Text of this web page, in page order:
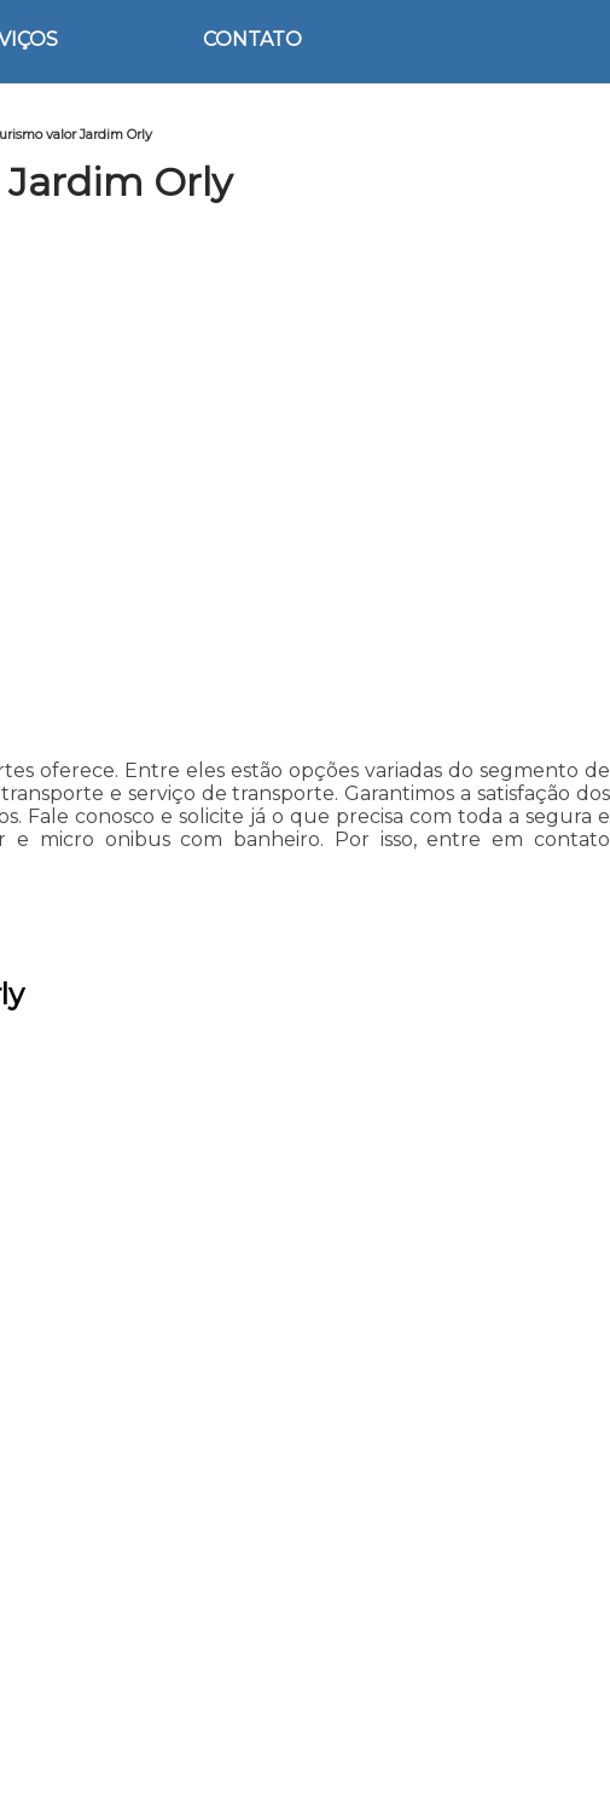
CONTATO
valor Jardim Orly
Orly
oferece. Entre eles estão opções variadas do segmento de
e serviço de transporte. Garantimos a satisfação dos
Fale conosco e solicite já o que precisa com toda a segura e
e micro onibus com banheiro. Por isso, entre em contato